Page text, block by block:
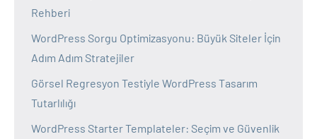
Rehberi
WordPress Sorgu Optimizasyonu: Büyük Siteler İçin
Adım Adım Stratejiler
Görsel Regresyon Testiyle WordPress Tasarım
Tutarlılığı
WordPress Starter Templateler: Seçim ve Güvenlik